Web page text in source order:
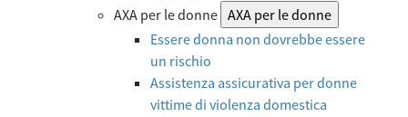
AXA per le donne AXA per le donne
Essere donna non dovrebbe essere
un rischio
Assistenza assicurativa per donne
vittime di violenza domestica